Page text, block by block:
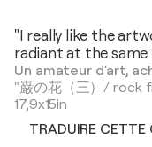
"I really like the
radiant at the same
Un amateur d'art,
"巌の花（三）/ rock
17,9x15in
TRADUIRE CETTE